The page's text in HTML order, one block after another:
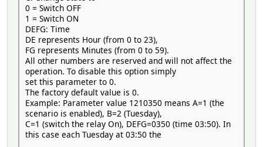
</BitSet>
<BitSet id="15">
<Label>Bit#8191. All commands are sent encrypted
<Help>Messages in all association groups are sent
</BitSet>
</Value>
</BitSet>
</Value>
<Value genre="config" index="35" label="Scene
<Help> Scene response ID 151 - 200 Valid only
<BitSet id="1">
<Label>Key 1</Label>
<Help>Key 1 scene response</Help>
</BitSet>
<BitSet id="2">
<Label>Key 2</Label>
<Help>Key 2 scene response</Help>
</BitSet>
<BitSet id="3">
<Label>Key 3</Label>
0 = Switch OFF
1 = Switch ON
DEFG: Time
DE represents Hour (from 0 to 23),
FG represents Minutes (from 0 to 59).
All other numbers are reserved and will not affect the
operation. To disable this option simply
set this parameter to 0.
The factory default value is 0.
Example: Parameter value 1210350 means A=1 (the
scenario is enabled), B=2 (Tuesday),
C=1 (switch the relay On), DEFG=0350 (time 03:50). In
this case each Tuesday at 03:50 the